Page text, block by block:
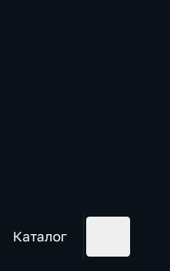
Каталог